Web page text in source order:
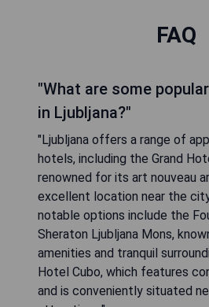
FAQ
"What are some
in Ljubljana?"
"Ljubljana offers a range of
hotels, including the Grand
renowned for its art nouveau
excellent location near the
notable options include the
Sheraton Ljubljana Mons,
amenities and tranquil
Hotel Cubo, which features
and is conveniently situated